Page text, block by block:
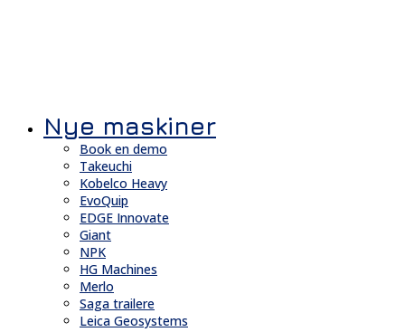
Nye maskiner
Book en demo
Takeuchi
Kobelco Heavy
EvoQuip
EDGE Innovate
Giant
NPK
HG Machines
Merlo
Saga trailere
Leica Geosystems